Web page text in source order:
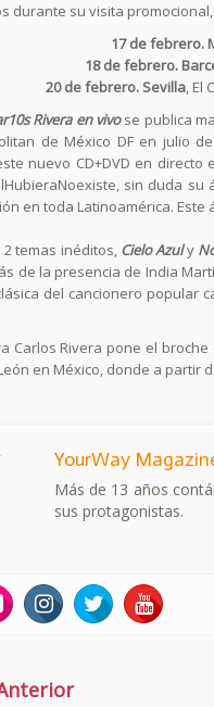
durante su visita
17 de febrero.
18 de febrero.
20 de febrero. Sevilla, El
Rivera en vivose publica
de México DF en julio
nuevo CD+DVD en
sin duda
en toda Latinoamérica.
2 temas inéditos, Cielo Azuly
de la presencia de India
del cancionero popular
Carlos Rivera pone el
en México, donde a partir
YourWay
Más de 13 años
sus protagonistas.